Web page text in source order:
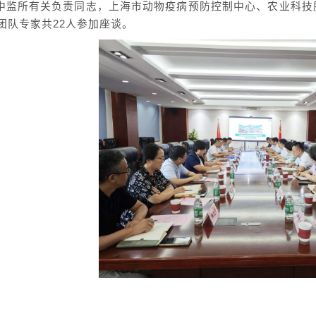
监所有关负责同志，上海市动物疫病预防控制中心、农业科
队专家共22人参加座谈。